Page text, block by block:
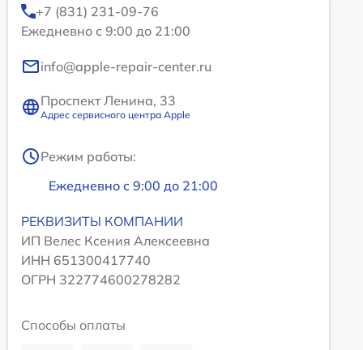
+7 (831) 231-09-76
Ежедневно с 9:00 до 21:00
info@apple-repair-center.ru
Проспект Ленина, 33
Адрес сервисного центра Apple
Режим работы:
Ежедневно с 9:00 до 21:00
РЕКВИЗИТЫ КОМПАНИИ
ИП Велес Ксения Алексеевна
ИНН 651300417740
ОГРН 322774600278282
Способы оплаты